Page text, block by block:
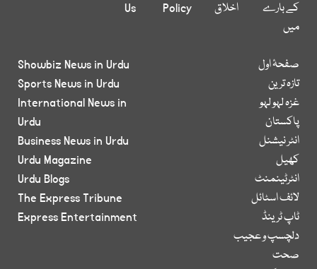
کے بارے
میں
اخلاق
Policy
Us
صفحۂ اول
تازہ ترین
غزہ لہو لہو
پاکستان
انٹر نیشنل
کھیل
انٹرٹینمنٹ
لائف اسٹائل
ٹاپ ٹرینڈ
دلچسپ و عجیب
صحت
Showbiz News in Urdu
Sports News in Urdu
International News in
Urdu
Business News in Urdu
Urdu Magazine
Urdu Blogs
The Express Tribune
Express Entertainment